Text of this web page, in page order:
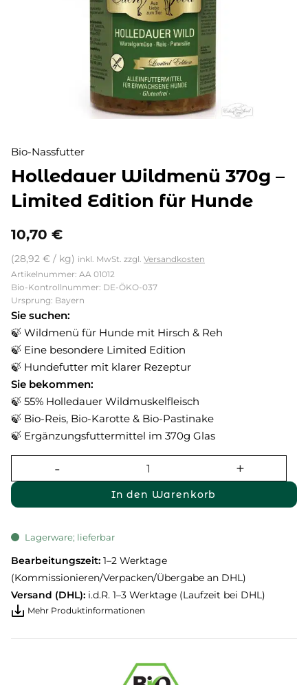
Bio-Nassfutter
Holledauer Wildmenü 370g –
Limited Edition für Hunde
10,70 €
(28,92 € / kg) inkl. MwSt. zzgl. Versandkosten
Artikelnummer: AA 01012
Bio-Kontrollnummer: DE-ÖKO-037
Ursprung: Bayern
Sie suchen:
🍃 Wildmenü für Hunde mit Hirsch & Reh
🍃 Eine besondere Limited Edition
🍃 Hundefutter mit klarer Rezeptur
Sie bekommen:
🍃 55% Holledauer Wildmuskelfleisch
🍃 Bio-Reis, Bio-Karotte & Bio-Pastinake
🍃 Ergänzungsfuttermittel im 370g Glas
In den Warenkorb
Lagerware; lieferbar
Bearbeitungszeit: 1–2 Werktage
(Kommissionieren/Verpacken/Übergabe an DHL)
Versand (DHL): i.d.R. 1–3 Werktage (Laufzeit bei DHL)
Mehr Produktinformationen